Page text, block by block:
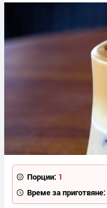
Порции: 1
Време за приготвяне: